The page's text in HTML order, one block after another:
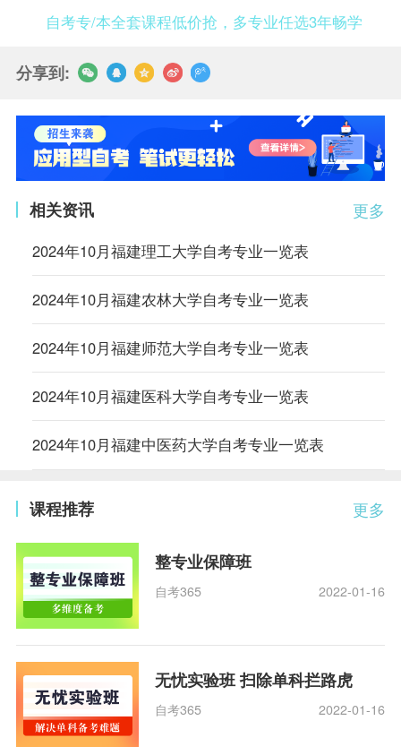
自考专/本全套课程低价抢，多专业任选3年畅学
分享到:
更多
相关资讯
2024年10月福建理工大学自考专业一览表
2024年10月福建农林大学自考专业一览表
2024年10月福建师范大学自考专业一览表
2024年10月福建医科大学自考专业一览表
2024年10月福建中医药大学自考专业一览表
更多
课程推荐
整专业保障班
自考365 2022-01-16
无忧实验班 扫除单科拦路虎
自考365 2022-01-16